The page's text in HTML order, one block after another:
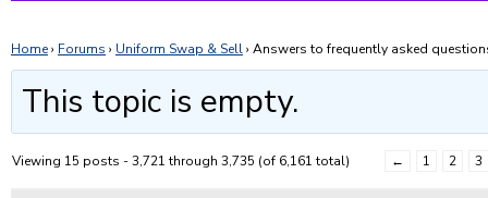
Home› Forums › Uniform Swap & Sell› Answers to frequently asked
This topic is empty.
Viewing 15 posts - 3,721 through 3,735 (of 6,161 total) ← 1 2 3